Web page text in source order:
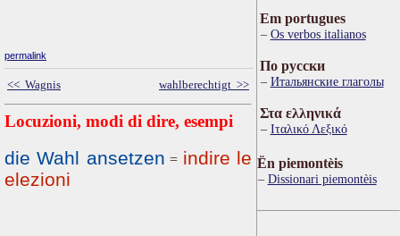
permalink
<< Wagnis wahlberechtigt >>
Locuzioni, modi di dire, esempi
die Wahl ansetzen = indire le
elezioni
Em portugues
Os verbos italianos
По русски
Итальянские глаголы
Στα ελληνικά
Ιταλικό Λεξικό
Ën piemontèis
Dissionari piemontèis